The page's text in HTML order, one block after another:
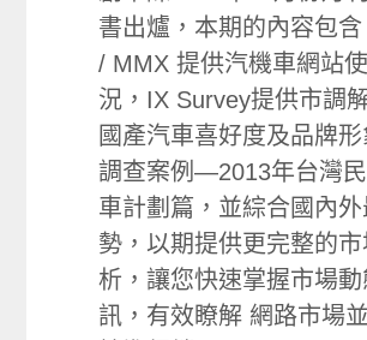
書出爐，本期的內容包
/ MMX 提供汽機車網站
況，IX Survey提供市調
國產汽車喜好度及品牌
調查案例—2013年台灣
車計劃篇，並綜合國內
勢，以期提供更完整的市
析，讓您快速掌握市場動
訊，有效瞭解 網路市場